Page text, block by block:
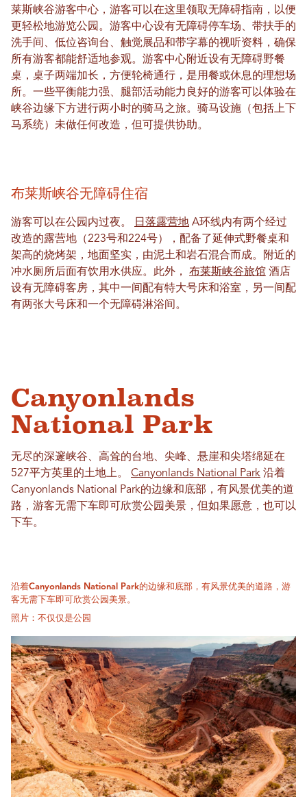
莱斯峡谷游客中心，游客可以在这里领取无障碍指南，以便
更轻松地游览公园。游客中心设有无障碍停车场、带扶手的
洗手间、低位咨询台、触觉展品和带字幕的视听资料，确保
所有游客都能舒适地参观。游客中心附近设有无障碍野餐
桌，桌子两端加长，方便轮椅通行，是用餐或休息的理想场
所。一些平衡能力强、腿部活动能力良好的游客可以体验在
峡谷边缘下方进行两小时的骑马之旅。骑马设施（包括上下
马系统）未做任何改造，但可提供协助。
布莱斯峡谷无障碍住宿
游客可以在公园内过夜。 日落露营地 A环线内有两个经过
改造的露营地（223号和224号），配备了延伸式野餐桌和
架高的烧烤架，地面坚实，由泥土和岩石混合而成。附近的
冲水厕所后面有饮用水供应。此外， 布莱斯峡谷旅馆 酒店
设有无障碍客房，其中一间配有特大号床和浴室，另一间配
有两张大号床和一个无障碍淋浴间。
Canyonlands
National Park
无尽的深邃峡谷、高耸的台地、尖峰、悬崖和尖塔绵延在
527平方英里的土地上。 Canyonlands National Park 沿着
Canyonlands National Park的边缘和底部，有风景优美的道
路，游客无需下车即可欣赏公园美景，但如果愿意，也可以
下车。
沿着Canyonlands National Park的边缘和底部，有风景优美的道路，游
客无需下车即可欣赏公园美景。
照片：不仅仅是公园